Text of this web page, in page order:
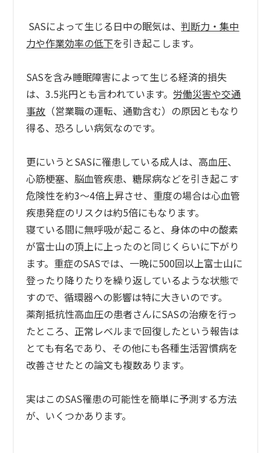
SASによって生じる日中の眠気は、判断力・集中
力や作業効率の低下を引き起こします。
SASを含み睡眠障害によって生じる経済的損失
は、3.5兆円とも言われています。 労働災害や交通
事故 （営業職の運転、通勤含む）の原因ともなり
得る、恐ろしい病気なのです。
更にいうとSASに罹患している成人は、高血圧、
心筋梗塞、脳血管疾患、糖尿病などを引き起こす
危険性を約3～4倍上昇させ、重度の場合は心血管
疾患発症のリスクは約5倍にもなります。
寝ている間に無呼吸が起こると、身体の中の酸素
が富士山の頂上に上ったのと同じくらいに下がり
ます。重症のSASでは、一晩に500回以上富士山に
登ったり降りたりを繰り返しているような状態で
すので、循環器への影響は特に大きいのです。
薬剤抵抗性高血圧の患者さんにSASの治療を行っ
たところ、正常レベルまで回復したという報告は
とても有名であり、その他にも各種生活習慣病を
改善させたとの論文も複数あります。
実はこのSAS罹患の可能性を簡単に予測する方法
が、いくつかあります。